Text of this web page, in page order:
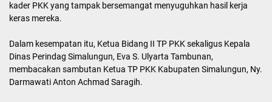
kader PKK yang tampak bersemangat menyuguhkan hasil kerja
keras mereka.
Dalam kesempatan itu, Ketua Bidang II TP PKK sekaligus Kepala
Dinas Perindag Simalungun, Eva S. Ulyarta Tambunan,
membacakan sambutan Ketua TP PKK Kabupaten Simalungun, Ny.
Darmawati Anton Achmad Saragih.